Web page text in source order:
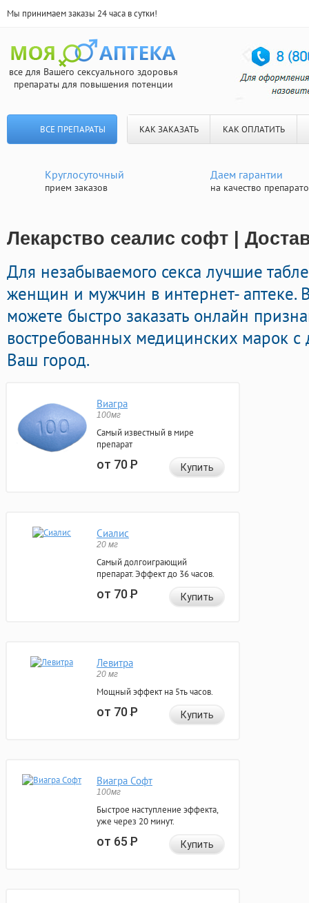
Мы принимаем заказы 24 часа в сутки!
все для Вашего сексуального здоровья
препараты для повышения потенции
ВСЕ ПРЕПАРАТЫ КАК ЗАКАЗАТЬ КАК ОПЛАТИТЬ
Круглосуточный
прием заказов
Даем гарантии
на качество
Лекарство сеалис софт |
Для незабываемого секса лучшие
женщин и мужчин в интернет- аптеке.
можете быстро заказать онлайн
востребованных медицинских марок с
Ваш город.
Виагра
100мг
Самый известный в мире
препарат
от 70Р Купить
Сиалис
20 мг
Самый долгоиграющий
препарат. Эффект до 36 часов.
от 70Р Купить
Левитра
20 мг
Мощный эффект на 5ть часов.
от 70Р Купить
Виагра Софт
100мг
Быстрое наступление эффекта,
уже через 20 минут.
от 65Р Купить